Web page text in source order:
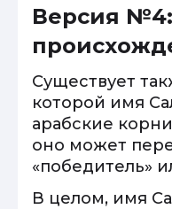
Версия
Существует
которой имя
арабские
оно может
«победитель»
В целом, имя